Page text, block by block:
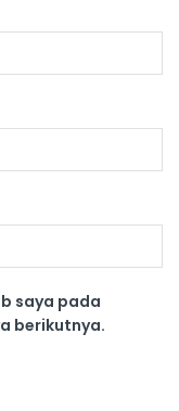
saya pada
berikutnya.